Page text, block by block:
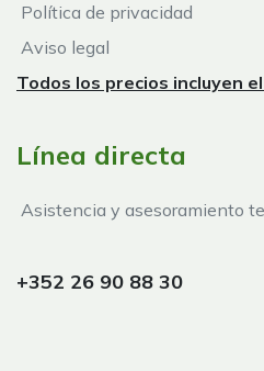
Política de privacidad
Aviso legal
Todos los precios incluyen el
Línea directa
Asistencia y asesoramiento
+352 26 90 88 30